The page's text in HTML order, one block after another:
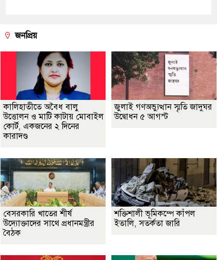
জনপ্রিয়
কালিহাতীতে অবৈধ বালু
উত্তোলন ও মাটি কাটায় মোবাইল
কোর্ট, একজনের ২ দিনের
কারাদণ্ড
জুলাই গণঅভ্যুত্থান স্মৃতি জাদুঘর
উদ্বোধন ৫ আগস্ট
বেসরকারি খাতের শীর্ষ
উদ্যোক্তাদের সাথে প্রধানমন্ত্রীর
বৈঠক
শক্তিশালী ভূমিকম্পে কাঁপল
ইতালি, সতর্কতা জারি